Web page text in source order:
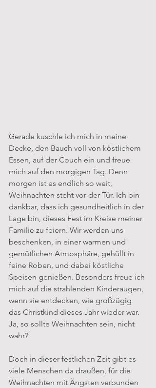
Gerade kuschle ich mich in meine
Decke, den Bauch voll von köstlichem
Essen, auf der Couch ein und freue
mich auf den morgigen Tag. Denn
morgen ist es endlich so weit,
Weihnachten steht vor der Tür. Ich bin
dankbar, dass ich gesundheitlich in der
Lage bin, dieses Fest im Kreise meiner
Familie zu feiern. Wir werden uns
beschenken, in einer warmen und
gemütlichen Atmosphäre, gehüllt in
feine Roben, und dabei köstliche
Speisen genießen. Besonders freue ich
mich auf die strahlenden Kinderaugen,
wenn sie entdecken, wie großzügig
das Christkind dieses Jahr wieder war.
Ja, so sollte Weihnachten sein, nicht
wahr?
Doch in dieser festlichen Zeit gibt es
viele Menschen da draußen, für die
Weihnachten mit Ängsten verbunden